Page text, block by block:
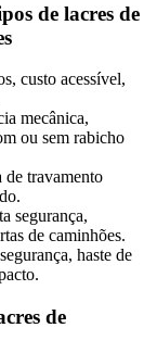
de lacres de
custo acessível,
mecânica,
ou sem rabicho
de travamento
segurança,
de caminhões.
haste de
de